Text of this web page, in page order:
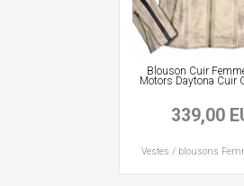
Blouson Cuir
Motors Daytona Cuir
339,00
Vestes / blousons